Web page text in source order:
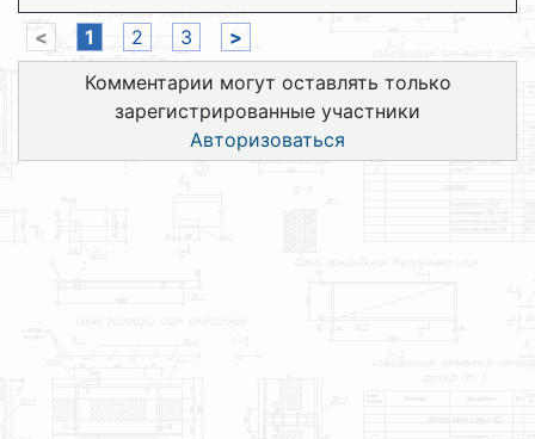
< 1 2 3
>
Комментарии могут оставлять только
зарегистрированные участники
Авторизоваться